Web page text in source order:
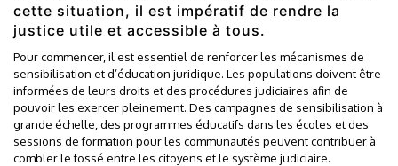
cette situation, il est impératif de rendre la
justice utile et accessible à tous.
Pour commencer, il est essentiel de renforcer les mécanismes de
sensibilisation et d’éducation juridique. Les populations doivent être
informées de leurs droits et des procédures judiciaires afin de
pouvoir les exercer pleinement. Des campagnes de sensibilisation à
grande échelle, des programmes éducatifs dans les écoles et des
sessions de formation pour les communautés peuvent contribuer à
combler le fossé entre les citoyens et le système judiciaire.